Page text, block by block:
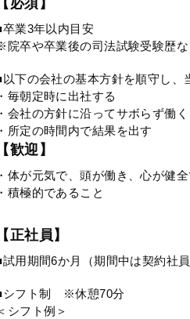
必須】
卒業3年以内目安
院卒や卒業後の司法試験受験歴な
以下の会社の基本方針を順守し、
毎朝定時に出社する
会社の方針に沿ってサボらず働く
所定の時間内で結果を出す
歓迎】
体が元気で、頭が働き、心が健全
積極的であること
正社員】
試用期間6か月（期間中は契約社員
シフト制 ※休憩70分
シフト例＞